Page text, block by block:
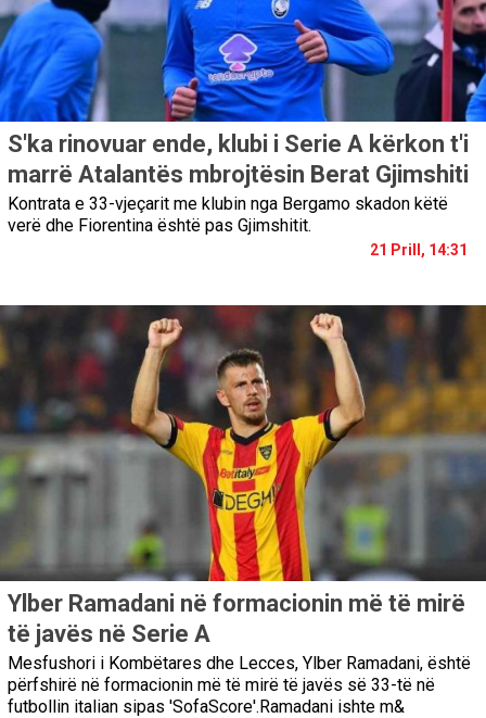
S'ka rinovuar ende, klubi i Serie A kërkon t'i
marrë Atalantës mbrojtësin Berat Gjimshiti
Kontrata e 33-vjeçarit me klubin nga Bergamo skadon këtë
verë dhe Fiorentina është pas Gjimshitit.
21 Prill, 14:31
Ylber Ramadani në formacionin më të mirë
të javës në Serie A
Mesfushori i Kombëtares dhe Lecces, Ylber Ramadani, është
përfshirë në formacionin më të mirë të javës së 33-të në
futbollin italian sipas 'SofaScore'.Ramadani ishte m&